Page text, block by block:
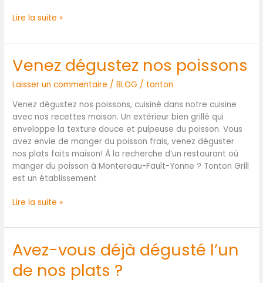
Lire la suite »
Venez dégustez nos poissons
Laisser un commentaire /BLOG / tonton
Venez dégustez nos poissons, cuisiné dans notre cuisine
avec nos recettes maison. Un extérieur bien grillé qui
enveloppe la texture douce et pulpeuse du poisson. Vous
avez envie de manger du poisson frais, venez déguster
nos plats faits maison! À la recherche d’un restaurant où
manger du poisson à Montereau-Fault-Yonne ? Tonton Grill
est un établissement
Venez
dégustez
nos
Lire la suite »
Avez-vous déjà dégusté l’un
de nos plats ?
Avez-
vous
déjà